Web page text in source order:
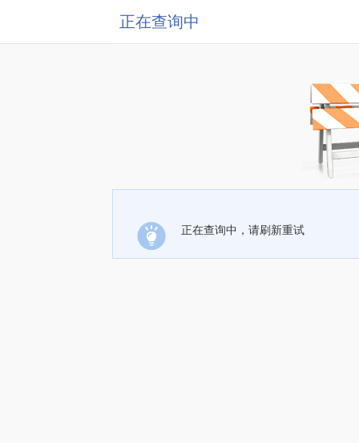
正在查询中
正在查询中，请刷新重试